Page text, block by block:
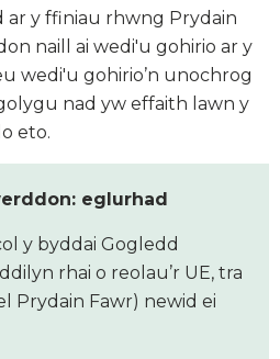
ar y ffiniau rhwng Prydain
naill ai wedi'u gohirio ar y
wedi'u gohirio’n unochrog
nad yw effaith lawn y
eto.
eglurhad
y byddai Gogledd
rhai o reolau’r UE, tra
Prydain Fawr) newid ei